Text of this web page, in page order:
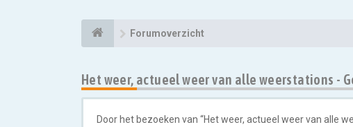
Forumoverzicht
Het weer, actueel weer van alle weerstations -
Door het bezoeken van “Het weer, actueel weer van alle